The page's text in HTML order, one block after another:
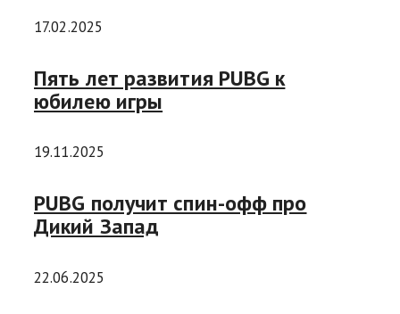
17.02.2025
Пять лет развития PUBG к
юбилею игры
19.11.2025
PUBG получит спин-офф про
Дикий Запад
22.06.2025